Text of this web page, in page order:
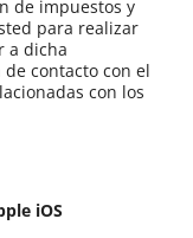
de impuestos y
para realizar
a dicha
contacto con el
con los
iOS